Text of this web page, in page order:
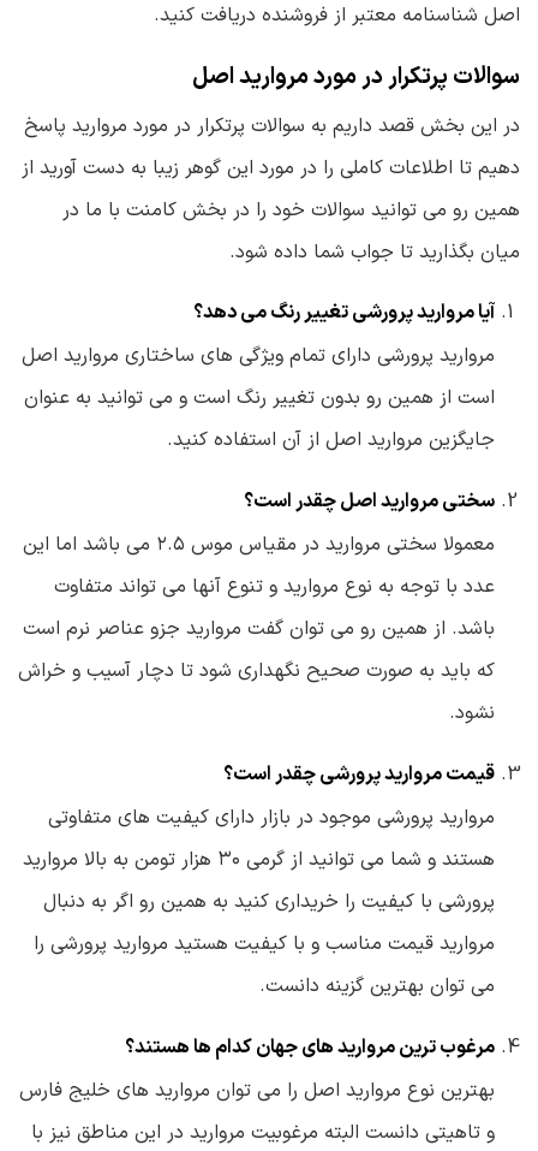
اصل شناسنامه معتبر از فروشنده دریافت کنید.
سوالات پرتکرار در مورد مروارید اصل
در این بخش قصد داریم به سوالات پرتکرار در مورد مروارید پاسخ
دهیم تا اطلاعات کاملی را در مورد این گوهر زیبا به دست آورید از
همین رو می توانید سوالات خود را در بخش کامنت با ما در
میان بگذارید تا جواب شما داده شود.
آیا مروارید پرورشی تغییر رنگ می دهد؟
مروارید پرورشی دارای تمام ویژگی های ساختاری مروارید اصل
است از همین رو بدون تغییر رنگ است و می توانید به عنوان
جایگزین مروارید اصل از آن استفاده کنید.
سختی مروارید اصل چقدر است؟
معمولا سختی مروارید در مقیاس موس ۲.۵ می باشد اما این
عدد با توجه به نوع مروارید و تنوع آنها می تواند متفاوت
باشد. از همین رو می توان گفت مروارید جزو عناصر نرم است
که باید به صورت صحیح نگهداری شود تا دچار آسیب و خراش
نشود.
قیمت مروارید پرورشی چقدر است؟
مروارید پرورشی موجود در بازار دارای کیفیت های متفاوتی
هستند و شما می توانید از گرمی ۳۰ هزار تومن به بالا مروارید
پرورشی با کیفیت را خریداری کنید به همین رو اگر به دنبال
مروارید قیمت مناسب و با کیفیت هستید مروارید پرورشی را
می توان بهترین گزینه دانست.
مرغوب ترین مروارید های جهان کدام ها هستند؟
بهترین نوع مروارید اصل را می توان مروارید های خلیج فارس
و تاهیتی دانست البته مرغوبیت مروارید در این مناطق نیز با